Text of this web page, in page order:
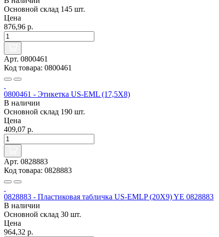
Основной склад 145 шт.
Цена
876,96 р.
Арт. 0800461
Код товара: 0800461
0800461 - Этикетка US-EML (17,5X8)
В наличии
Основной склад 190 шт.
Цена
409,07 р.
Арт. 0828883
Код товара: 0828883
0828883 - Пластиковая табличка US-EMLP (20X9) YE 0828883
В наличии
Основной склад 30 шт.
Цена
964,32 р.